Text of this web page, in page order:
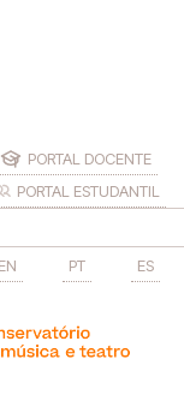
PORTAL DOCENTE
PORTAL ESTUDANTIL
EN PT ES